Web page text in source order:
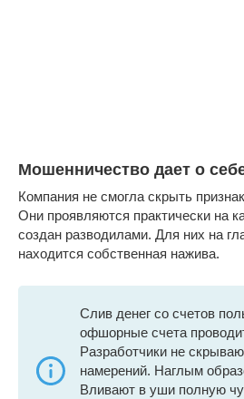
Мошенничество дает о
Компания не смогла скрыть
Они проявляются практически на
создан разводилами. Для них на
находится собственная нажива.
Слив денег со счетов
офшорные счета
Разработчики не
намерений. Наглым
Вливают в уши полную